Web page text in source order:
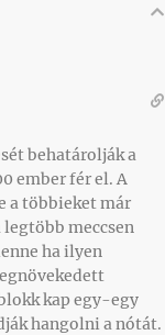
behatárolják a
ember fér el. A
a többieket már
meccsen
ha ilyen
kap egy-egy
hangolni a nótát.